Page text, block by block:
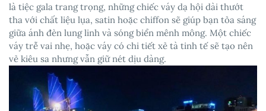
là tiệc gala trang trọng, những chiếc váy dạ hội dài thướt
tha với chất liệu lụa, satin hoặc chiffon sẽ giúp bạn tỏa sáng
giữa ánh đèn lung linh và sóng biển mênh mông. Một chiếc
váy trễ vai nhẹ, hoặc váy có chi tiết xẻ tà tinh tế sẽ tạo nên
vẻ kiêu sa nhưng vẫn giữ nét dịu dàng.